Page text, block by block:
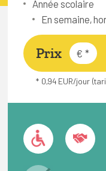
Année scolaire
En semaine,
Prix € *
* 0,94 EUR/jour